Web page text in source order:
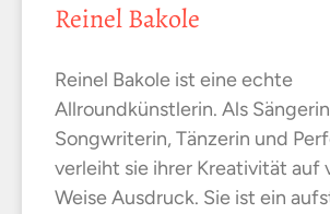
Reinel Bakole
Reinel Bakole ist eine echte
Allroundkünstlerin. Als
Songwriterin, Tänzerin und
verleiht sie ihrer Kreativität auf
Weise Ausdruck. Sie ist ein